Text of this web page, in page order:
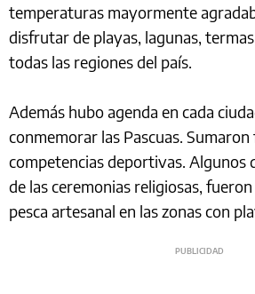
temperaturas mayormente
disfrutar de playas, lagunas,
todas las regiones del país.
Además hubo agenda en cada
conmemorar las Pascuas.
competencias deportivas. Algunos
de las ceremonias religiosas,
pesca artesanal en las zonas con